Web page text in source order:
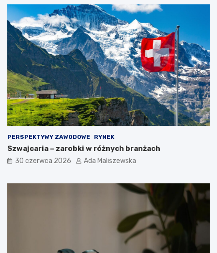
PERSPEKTYWY ZAWODOWE RYNEK
Szwajcaria – zarobki w różnych branżach
30 czerwca 2026 Ada Maliszewska